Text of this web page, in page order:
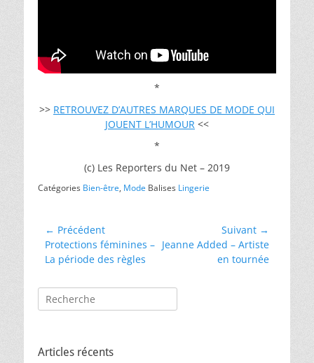
*
>> RETROUVEZ D’AUTRES MARQUES DE MODE QUI
JOUENT L’HUMOUR <<
*
(c) Les Reporters du Net – 2019
Catégories Bien-être, Mode Balises Lingerie
Navigation
de
l’article
← Précédent
Article
précédent :
Protections féminines –
La période des règles
Suivant →
Article
Jeanne Added – Artiste
en tournée
Rechercher :
Articles récents